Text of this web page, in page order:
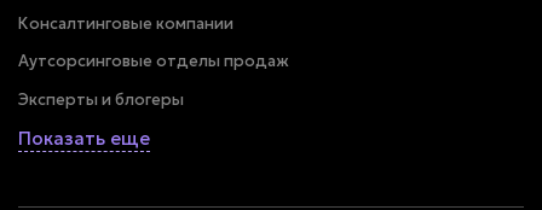
Консалтинговые компании
Аутсорсинговые отделы продаж
Эксперты и блогеры
Показать еще